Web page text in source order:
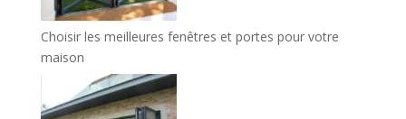
Choisir les meilleures fenêtres et portes pour votre
maison